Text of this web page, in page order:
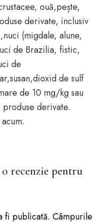
ouă,pește,
derivate, inclusiv
(migdale, alune,
de Brazilia, fistic,
de
de sulf
de 10 mg/kg sau
derivate.
recenzie pentru
fi publicată. Câmpurile